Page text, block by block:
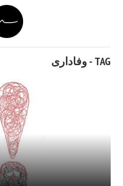
TAG - وفاداری